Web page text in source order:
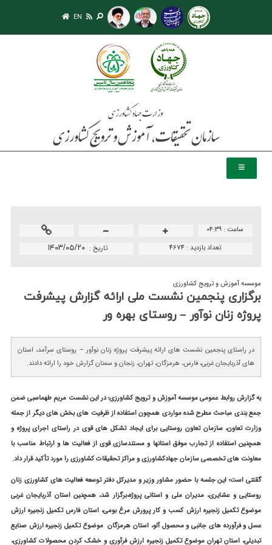
EN
ساعت : ۰۴:۳۹
تاريخ : ۱۴۰۳/۰۵/۲۰ تعداد بازدید : 4674
موسسه آموزش و ترویج کشاورزی
برگزاری پنجمین نشست ملی ارائه گزارش پیشرفت
پروژه زنان نوآور – روستای بهره ور
در راستای پنجمین نشست های ارائه پیشرفت پروژه زنان نوآور – روستای سرآمد، استان
های آذربایجان غربی، فارس، هرمزگان، تهران، زنجان و سمنان گزارش خود را ارائه دادند.
به گزارش روابط عمومی موسسه آموزش و ترویج کشاورزی؛ در این نشست مریم طهماسبی ضمن
جمع بندی مباحث مطرح شده مواردی همچون استفاده از ظرفیت های بخش های دیگر از جمله
وزارت تعاون، سازمان تعاون روستایی برای ایجاد تشکل های قوی در راستای اجرای پروژه و
همچنین استفاده از تجارب موفق استانها و مستندسازی قوی از فعالیت ها و ارتباط مناسب با
معاونت های تخصصی سازمان جهادکشاورزی و مراکز تحقیقات کشاورزی را مورد تأکید قرار داد.
گقتنی است؛ این جلسه با حضور مشاور وزیر و مدیرکل دفتر توسعه فعالیت های کشاورزی زنان
روستایی و عشایری، مدیران ملی و استانی پروژه،برگزار شد، همچنین استان آذربایجان غربی
موضوع تکمیل زنجیره ارزش کسب و کار پرورش مرغ بومی، استان فارس تکمیل زنجیره ارزش
عسل و فرآورده های جانبی و محصول آلو، استان هرمزگان موضوع تکمیل زنجیره ارزش صنایع
تبدیلی، استان تهران موضوع تکمیل زنجیره ارزش فرآوری و خشک کردن محصولات کشاورزی،